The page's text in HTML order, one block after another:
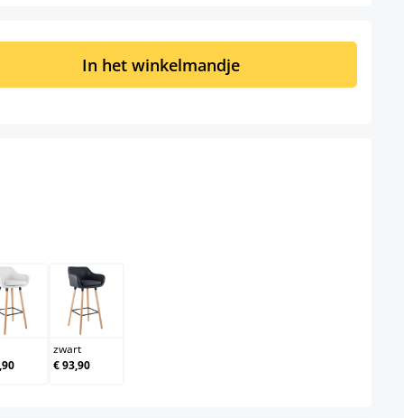
Voer de gewenste hoeveelheid in
In het winkelmandje
wit zwart
zwart
€ 93,90